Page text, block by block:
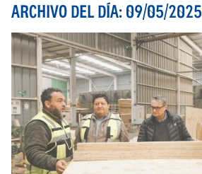
ARCHIVO DEL DÍA: 09/05/2025